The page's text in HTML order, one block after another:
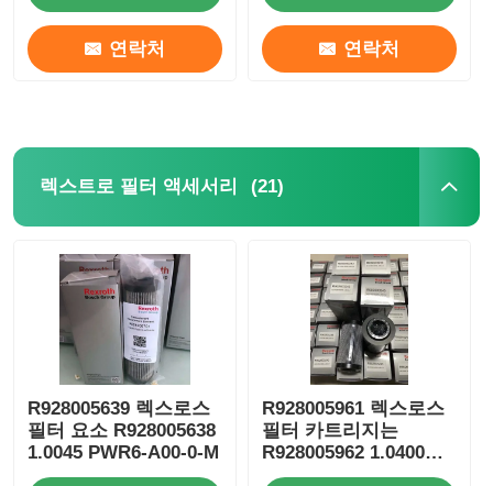
연락처 연락처
렉스트로 필터 액세서리 (21)
R928005639 렉스로스
필터 요소 R928005638
1.0045 PWR6-A00-0-M
R928005961 렉스로스
필터 카트리지는
R928005962 1.0400
PWR6-A00-0-M